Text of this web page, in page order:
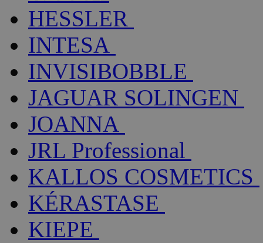
HESSLER
INTESA
INVISIBOBBLE
JAGUAR SOLINGEN
JOANNA
JRL Professional
KALLOS COSMETICS
KÉRASTASE
KIEPE